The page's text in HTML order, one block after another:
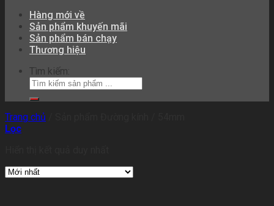
Hàng mới về
Sản phẩm khuyến mãi
Sản phẩm bán chạy
Thương hiệu
Tìm kiếm:
Trang chủ
Lọc